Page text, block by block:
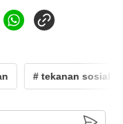
# tekanan sosial